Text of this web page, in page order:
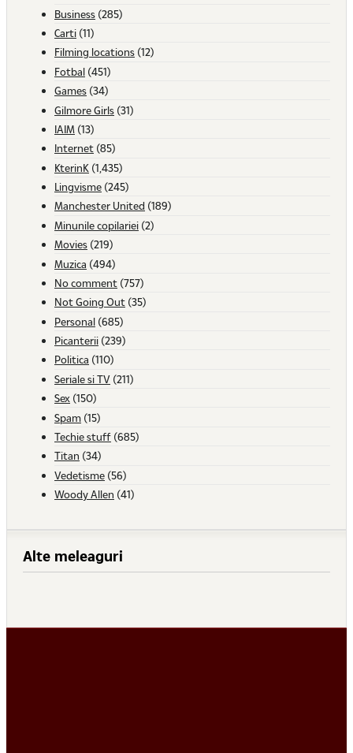
Business (285)
Carti (11)
Filming locations (12)
Fotbal (451)
Games (34)
Gilmore Girls (31)
IAIM (13)
Internet (85)
KterinK (1,435)
Lingvisme (245)
Manchester United (189)
Minunile copilariei (2)
Movies (219)
Muzica (494)
No comment (757)
Not Going Out (35)
Personal (685)
Picanterii (239)
Politica (110)
Seriale si TV (211)
Sex (150)
Spam (15)
Techie stuff (685)
Titan (34)
Vedetisme (56)
Woody Allen (41)
Alte meleaguri